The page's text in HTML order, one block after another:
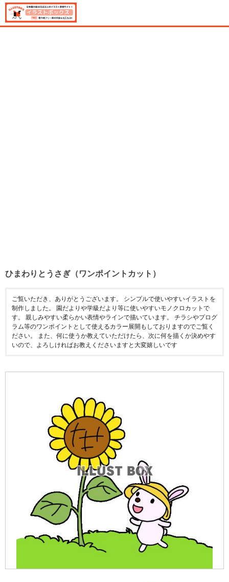
ひまわりとうさぎ（ワンポイントカット）
ご覧いただき、ありがとうございます。 シンプルで使いやすいイラストを
制作しました。 園だよりや学級だより等に使いやすいモノクロカットで
す。 親しみやすい柔らかい表情やラインで描いています。 チラシやプログ
ラム等のワンポイントとして使えるカラー展開もしておりますのでご覧く
ださい。 また、何に使うか教えていただけたら、次に何を描くか決めやす
いので、よろしければお教えくださいますと大変嬉しいです